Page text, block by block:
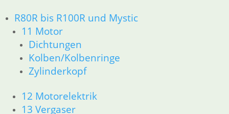
R80R bis R100R und Mystic
11 Motor
Dichtungen
Kolben/Kolbenringe
Zylinderkopf
12 Motorelektrik
13 Vergaser
33 Antrieb
34 Bremsen
36 Räder
46 Rahmen & Verkleidung
51 Spiegel & Schlösser
52 Sitzbank
62 Instrumente
R45 & R65LS